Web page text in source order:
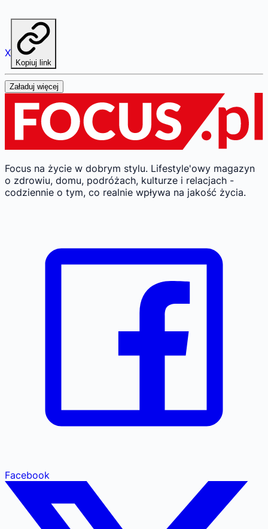
X
Kopiuj link
Załaduj więcej
Focus na życie w dobrym stylu. Lifestyle'owy magazyn
o zdrowiu, domu, podróżach, kulturze i relacjach -
codziennie o tym, co realnie wpływa na jakość życia.
Facebook